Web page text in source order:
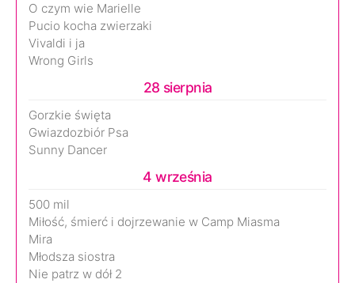
O czym wie Marielle
Pucio kocha zwierzaki
Vivaldi i ja
Wrong Girls
28 sierpnia
Gorzkie święta
Gwiazdozbiór Psa
Sunny Dancer
4 września
500 mil
Miłość, śmierć i dojrzewanie w Camp Miasma
Mira
Młodsza siostra
Nie patrz w dół 2